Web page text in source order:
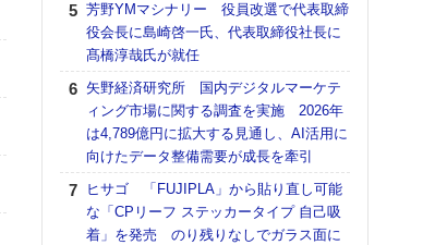
芳野YMマシナリー 役員改選で代表取締
役会長に島崎啓一氏、代表取締役社長に
髙橋淳哉氏が就任
矢野経済研究所 国内デジタルマーケテ
ィング市場に関する調査を実施 2026年
は4,789億円に拡大する見通し、AI活用に
向けたデータ整備需要が成長を牽引
ヒサゴ 「FUJIPLA」から貼り直し可能
な「CPリーフ ステッカータイプ 自己吸
着」を発売 のり残りなしでガラス面に